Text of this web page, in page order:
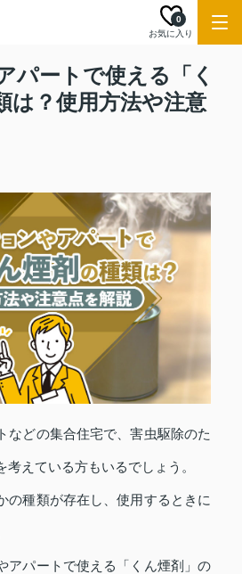
お気に入り
0
パートで使える「く
は？使用方法や注意
などの集合住宅で、害虫駆除のた
えている方もいるでしょう。
の種類が存在し、使用するときに
アパートで使える「くん煙剤」の